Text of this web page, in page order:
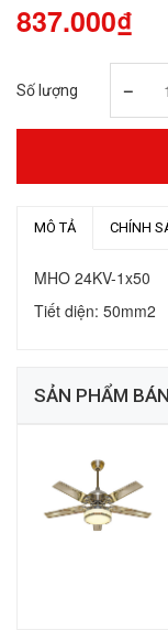
837.000₫
Số lượng –
MÔ TẢ CHÍNH
MHO 24KV-1x50
Tiết diện: 50mm2
SẢN PHẨM